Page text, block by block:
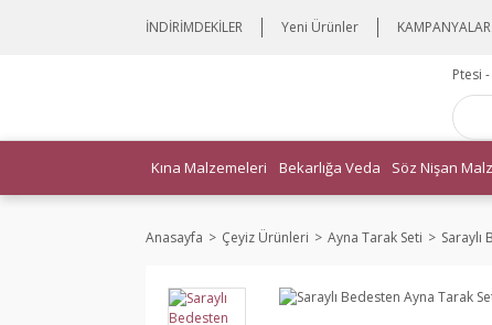
İNDİRİMDEKİLER Yeni Ürünler KAMPANYALAR
Ptesi
Kına Malzemeleri Bekarlığa Veda Söz Nişan
Anasayfa Çeyiz Ürünleri Ayna Tarak Seti Saraylı